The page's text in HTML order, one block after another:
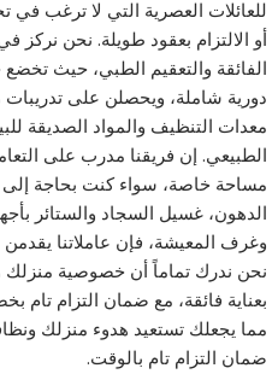
للعائلات العصرية التي لا ترغب في
أو الالتزام بعقود طويلة. نحن نركز
الفائقة والتعقيم الطبي، حيث
دورية شاملة، ويحصلن على
معدات التنظيف والمواد الصديقة
الطبيعي. إن فريقنا مدرب على
مساحة خاصة، سواء كنت بحاجة إلى
الدهون، غسيل السجاد والستائر
وغرف المعيشة، فإن عاملاتنا
نحن ندرك تماماً أن خصوصية منزلك
بعناية فائقة، مع ضمان التزام تام
مما يجعلك تستعيد هدوء منزلك
ضمان التزام تام بالوقت.